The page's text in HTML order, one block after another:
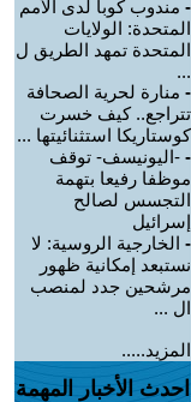
- مندوب كوبا لدى الأمم
المتحدة: الولايات
المتحدة تمهد الطريق ل
...
- منارة لحرية الصحافة
تتراجع.. كيف خسرت
كوستاريكا استثنائيتها ...
- -اليونيسف- توقف
موظفا رفيعا بتهمة
التجسس لصالح
إسرائيل
- الخارجية الروسية: لا
نستبعد إمكانية ظهور
مرشحين جدد لمنصب
ال ...
المزيد.....
احدث الأخبار المهمة